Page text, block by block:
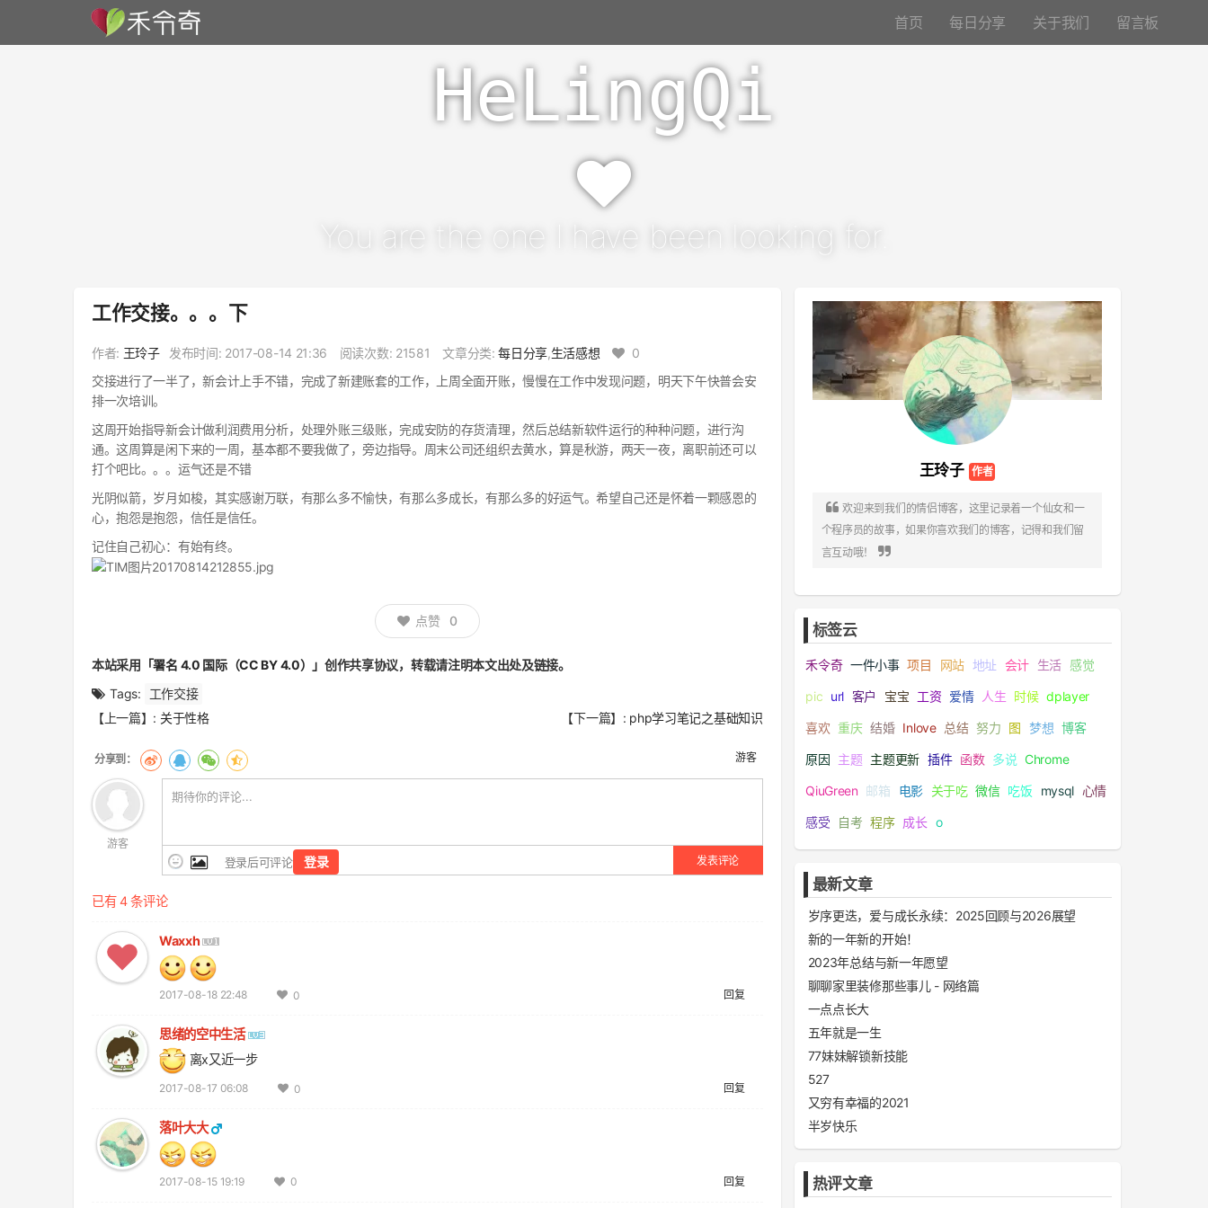
首页 每日分享 关于我们 留言板
HeLingQi
You are the one I have been looking for.
工作交接。。。下
作者: 王玲子 发布时间: 2017-08-14 21:36 阅读次数: 21581 文章分类:每日分享,生活感想
0
交接进行了一半了，新会计上手不错，完成了新建账套的工作，上周全面开账，慢慢在工作中发现问题，明天下午快普会安
排一次培训。
这周开始指导新会计做利润费用分析，处理外账三级账，完成安防的存货清理，然后总结新软件运行的种种问题，进行沟
通。这周算是闲下来的一周，基本都不要我做了，旁边指导。周末公司还组织去黄水，算是秋游，两天一夜，离职前还可以
打个吧比。。。运气还是不错
光阴似箭，岁月如梭，其实感谢万联，有那么多不愉快，有那么多成长，有那么多的好运气。希望自己还是怀着一颗感恩的
心，抱怨是抱怨，信任是信任。
记住自己初心：有始有终。
点赞 0
本站采用 「署名 4.0 国际（CC BY 4.0）」创作共享协议，转载请注明本文出处及链接。
Tags:
工作交接
文
翻
页
【上一篇】: 关于性格 【下一篇】: php学习笔记之基础知识
游客
游客
登录后可评论 登录 发表评论
已有 4 条评论
Waxxh
2017-08-18 22:48 回复
0
思绪的空中生活
离x又近一步
2017-08-17 06:08 回复
0
落叶大大
2017-08-15 19:19 回复
0
王玲子
 欢迎来到我们的情侣博客，这里记录着一个仙女和一
个程序员的故事，如果你喜欢我们的博客，记得和我们留
言互动哦！

标签云
禾令奇 一件小事 项目 网站 地址 会计 生活 感觉
pic url 客户 宝宝 工资 爱情 人生 时候 dplayer
喜欢 重庆 结婚 Inlove 总结 努力 图 梦想 博客
原因 主题 主题更新 插件 函数 多说 Chrome
QiuGreen 邮箱 电影 关于吃 微信 吃饭 mysql 心情
感受 自考 程序 成长 o
最新文章
岁序更迭，爱与成长永续：2025回顾与2026展望
新的一年新的开始！
2023年总结与新一年愿望
聊聊家里装修那些事儿 - 网络篇
一点点长大
五年就是一生
77妹妹解锁新技能
527
又穷有幸福的2021
半岁快乐
热评文章